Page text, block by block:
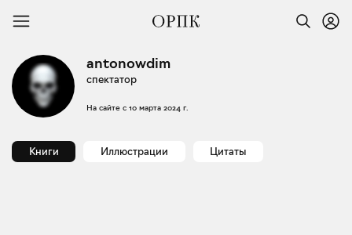
antonowdim
спектатор
На сайте с 10 марта 2024 г.
Книги Иллюстрации Цитаты